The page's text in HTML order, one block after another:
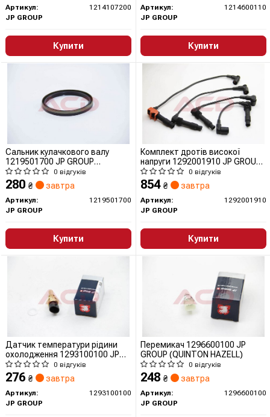
Артикул:
1214107200
JP GROUP
Купити
Артикул:
1214600110
JP GROUP
Купити
Сальник кулачкового валу
1219501700 JP GROUP
(QUINTON HAZELL)
0 відгуків
280 ₴ завтра
Артикул:
1219501700
JP GROUP
Купити
Комплект дротів високої
напруги 1292001910 JP GROUP
(QUINTON HAZELL)
0 відгуків
854 ₴ завтра
Артикул:
1292001910
JP GROUP
Купити
Датчик температури рідини
охолодження 1293100100 JP
GROUP (QUINTON HAZELL)
0 відгуків
276 ₴ завтра
Артикул:
1293100100
JP GROUP
Перемикач 1296600100 JP
GROUP (QUINTON HAZELL)
0 відгуків
248 ₴ завтра
Артикул:
1296600100
JP GROUP